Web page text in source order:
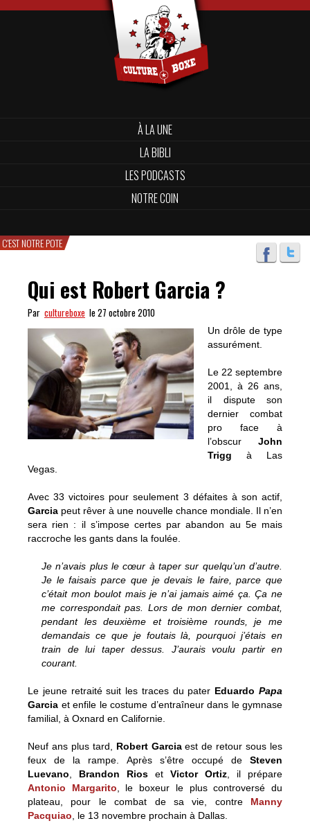
À LA UNE
LA BIBLI
LES PODCASTS
NOTRE COIN
C'EST NOTRE POTE
Qui est Robert Garcia ?
Par cultureboxe le 27 octobre 2010
Un drôle de type
assurément.
Le 22 septembre
2001, à 26 ans,
il dispute son
dernier combat
pro face à
l’obscur John
Trigg à Las
Vegas.
Avec 33 victoires pour seulement 3 défaites à son actif,
Garcia peut rêver à une nouvelle chance mondiale. Il n’en
sera rien : il s’impose certes par abandon au 5e mais
raccroche les gants dans la foulée.
Je n’avais plus le cœur à taper sur quelqu’un d’autre.
Je le faisais parce que je devais le faire, parce que
c’était mon boulot mais je n’ai jamais aimé ça. Ça ne
me correspondait pas. Lors de mon dernier combat,
pendant les deuxième et troisième rounds, je me
demandais ce que je foutais là, pourquoi j’étais en
train de lui taper dessus. J’aurais voulu partir en
courant.
Le jeune retraité suit les traces du pater EduardoPapa
Garcia et enfile le costume d’entraîneur dans le gymnase
familial, à Oxnard en Californie.
Neuf ans plus tard, Robert Garciaest de retour sous les
feux de la rampe. Après s’être occupé de Steven
Luevano
Brandon Rios et Victor Ortiz , il prépare
Antonio Margarito , le boxeur le plus controversé du
plateau, pour le combat de sa vie, contre Manny
Pacquiao , le 13 novembre prochain à Dallas.